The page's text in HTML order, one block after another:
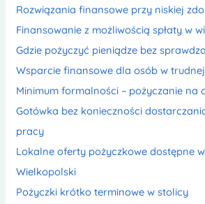
Rozwiązania finansowe przy niskiej
Finansowanie z możliwością spłaty w
Gdzie pożyczyć pieniądze bez
Wsparcie finansowe dla osób w
Minimum formalności – pożyczanie na
Gotówka bez konieczności
pracy
Lokalne oferty pożyczkowe dostępne
Wielkopolski
Pożyczki krótko terminowe w stolicy